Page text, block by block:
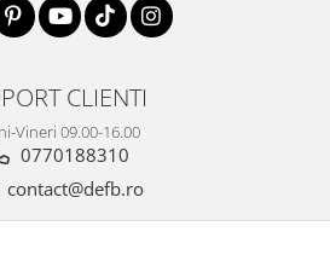
CLIENTI
Vineri 09.00-16.00
0770188310
contact@defb.ro